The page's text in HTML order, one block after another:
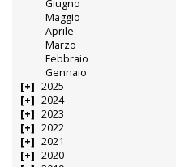
Giugno
Maggio
Aprile
Marzo
Febbraio
Gennaio
2025
2024
2023
2022
2021
2020